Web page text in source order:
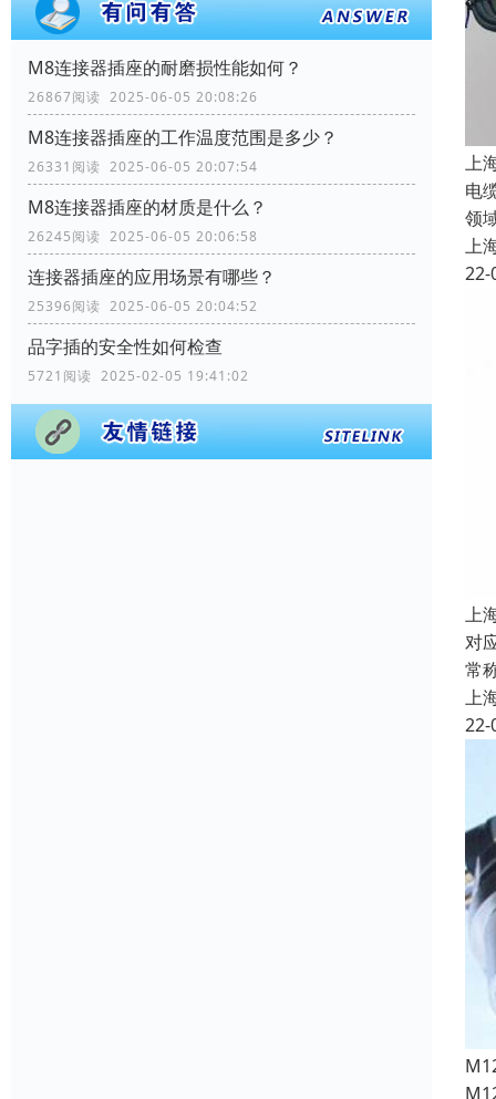
M8连接器插座的耐磨损性能如何？
26867阅读 2025-06-05 20:08:26
M8连接器插座的工作温度范围是多少？
26331阅读 2025-06-05 20:07:54
M8连接器插座的材质是什么？
26245阅读 2025-06-05 20:06:58
连接器插座的应用场景有哪些？
25396阅读 2025-06-05 20:04:52
品字插的安全性如何检查
5721阅读 2025-02-05 19:41:02
上
电
领
上
22-
上
对
常
上
22-